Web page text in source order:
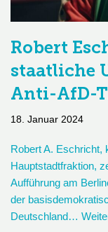
Robert
staatliche
Anti-AfD-
18. Januar 2024
Robert A. Eschricht,
Hauptstadtfraktion,
Aufführung am
der
Deutschland…